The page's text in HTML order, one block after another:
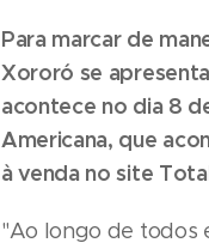
Para marcar de
Xororó se
acontece no dia 8
Americana, que
à venda no site
"Ao longo de todos